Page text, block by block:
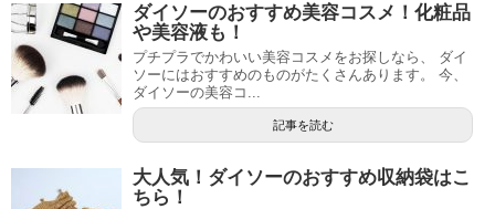
ダイソーのおすすめ美容コスメ！化粧品
や美容液も！
プチプラでかわいい美容コスメをお探しなら、 ダイ
ソーにはおすすめのものがたくさんあります。 今、
ダイソーの美容コ...
記事を読む
大人気！ダイソーのおすすめ収納袋はこ
ちら！